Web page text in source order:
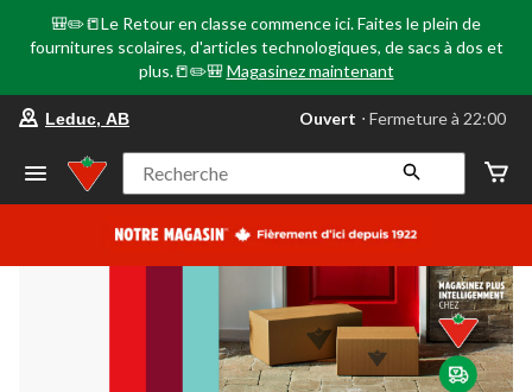
🎒✏️📒Le Retour en classe commence ici. Faites le plein de
fournitures scolaires, d'articles technologiques, de sacs à dos et
plus.📒✏️🎒 Magasinez maintenant
votre
préféré
Leduc,
AB,
courament
Fermeture
à
22:00
cliquer
pour
changer
Leduc, AB Ouvert ⋅ Fermeture à 22:00
Recherche